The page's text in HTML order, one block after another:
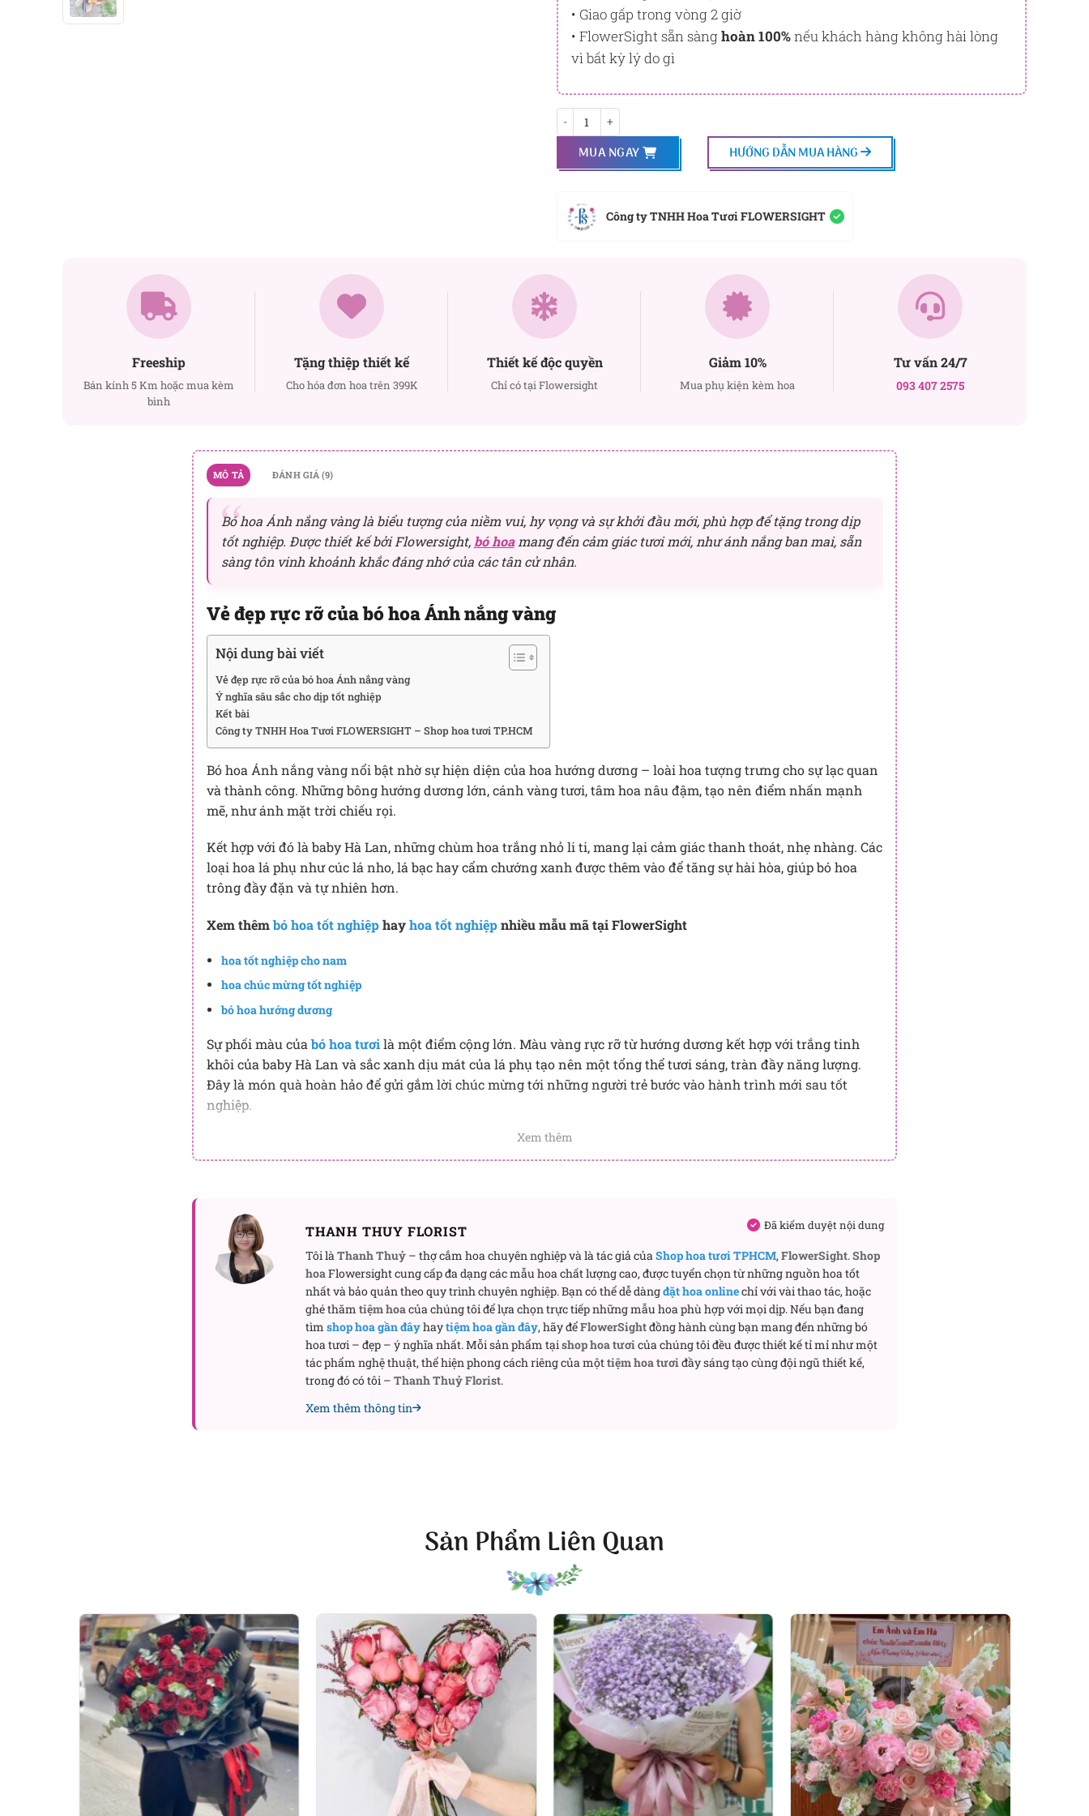
• Giao gấp trong vòng 2 giờ
• FlowerSight sẵn sànghoàn 100%nếu khách hàng không hài lòng
vì bất kỳ lý do gì
Ánh nắng vàng số lượng
MUA NGAY HƯỚNG DẪN MUA HÀNG
Công ty TNHH Hoa Tươi FLOWERSIGHT
Freeship
Bán kính 5 Km hoặc mua kèm
bình
Tặng thiệp thiết kế
Cho hóa đơn hoa trên 399K
Thiết kế độc quyền
Chỉ có tại Flowersight
Giảm 10%
Mua phụ kiện kèm hoa
Tư vấn 24/7
093 407 2575
MÔ TẢ ĐÁNH GIÁ (9)
Bó hoa Ánh nắng vàng là biểu tượng của niềm vui, hy vọng và sự khởi đầu mới, phù hợp để tặng trong dịp
tốt nghiệp. Được thiết kế bởi Flowersight, bó hoamang đến cảm giác tươi mới, như ánh nắng ban mai, sẵn
sàng tôn vinh khoảnh khắc đáng nhớ của các tân cử nhân.
Vẻ đẹp rực rỡ của bó hoa Ánh nắng vàng
Nội dung bài viết
Vẻ đẹp rực rỡ của bó hoa Ánh nắng vàng
Ý nghĩa sâu sắc cho dịp tốt nghiệp
Kết bài
Công ty TNHH Hoa Tươi FLOWERSIGHT – Shop hoa tươi TP.HCM
Bó hoa Ánh nắng vàng nổi bật nhờ sự hiện diện của hoa hướng dương – loài hoa tượng trưng cho sự lạc quan
và thành công. Những bông hướng dương lớn, cánh vàng tươi, tâm hoa nâu đậm, tạo nên điểm nhấn mạnh
mẽ, như ánh mặt trời chiếu rọi.
Kết hợp với đó là baby Hà Lan, những chùm hoa trắng nhỏ li ti, mang lại cảm giác thanh thoát, nhẹ nhàng. Các
loại hoa lá phụ như cúc lá nho, lá bạc hay cẩm chướng xanh được thêm vào để tăng sự hài hòa, giúp bó hoa
trông đầy đặn và tự nhiên hơn.
Xem thêmbó hoa tốt nghiệphayhoa tốt nghiệpnhiều mẫu mã tại FlowerSight
hoa tốt nghiệp cho nam
hoa chúc mừng tốt nghiệp
bó hoa hướng dương
Sự phối màu củabó hoa tươilà một điểm cộng lớn. Màu vàng rực rỡ từ hướng dương kết hợp với trắng tinh
khôi của baby Hà Lan và sắc xanh dịu mát của lá phụ tạo nên một tổng thể tươi sáng, tràn đầy năng lượng.
Đây là món quà hoàn hảo để gửi gắm lời chúc mừng tới những người trẻ bước vào hành trình mới sau tốt
nghiệp.
hoa mừng tốt nghiệp hoa hướng dương “Ánh nắng vàng”
Xem thêm
THANH THUY FLORIST Đã kiểm duyệt nội dung
Tôi làThanh Thuỷ – thợ cắm hoa chuyên nghiệp và là tác giả củaShop hoa tươi TPHCM,FlowerSight.Shop
hoaFlowersight cung cấp đa dạng các mẫu hoa chất lượng cao, được tuyển chọn từ những nguồn hoa tốt
nhất và bảo quản theo quy trình chuyên nghiệp. Bạn có thể dễ dàngđặt hoa onlinechỉ với vài thao tác, hoặc
ghé thăm tiệm hoacủa chúng tôi để lựa chọn trực tiếp những mẫu hoa phù hợp với mọi dịp. Nếu bạn đang
tìm shop hoa gần đâyhaytiệm hoa gần đây, hãy đểFlowerSightđồng hành cùng bạn mang đến những bó
hoa tươi – đẹp – ý nghĩa nhất. Mỗi sản phẩm tạishop hoa tươicủa chúng tôi đều được thiết kế tỉ mỉ như một
tác phẩm nghệ thuật, thể hiện phong cách riêng của mộttiệm hoa tươiđầy sáng tạo cùng đội ngũ thiết kế,
trong đó có tôi – Thanh Thuỷ Florist.
Xem thêm thông tin
Sản Phẩm Liên Quan